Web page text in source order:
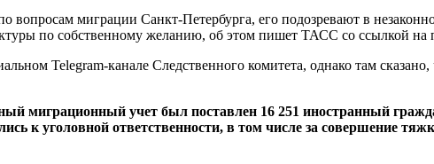
миграции Санкт-Петербурга, его подозревают в
по собственному желанию, об этом пишет ТАСС со ссылкой на
Telegram-канале Следственного комитета, однако там
миграционный учет был поставлен 16 251 иностранный
к уголовной ответственности, в том числе за совершение